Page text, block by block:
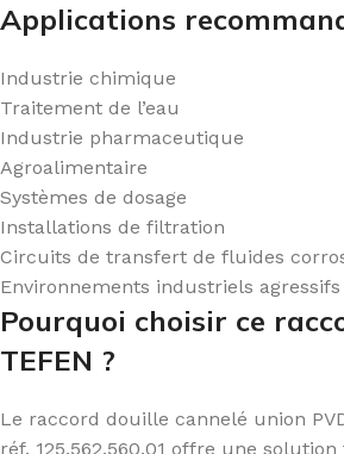
Applications
Industrie chimique
Traitement de l’eau
Industrie pharmaceutique
Agroalimentaire
Systèmes de dosage
Installations de filtration
Circuits de transfert de fluides
Environnements industriels agressifs
Pourquoi choisir ce
TEFEN ?
Le raccord douille cannelé union
réf. 125.562.560.01 offre une